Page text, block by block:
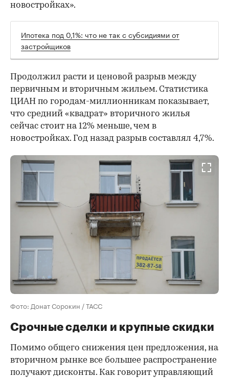
новостройках».
Ипотека под 0,1%: что не так с субсидиями от
застройщиков
Продолжил расти и ценовой разрыв между
первичным и вторичным жильем. Статистика
ЦИАН по городам-миллионникам показывает,
что средний «квадрат» вторичного жилья
сейчас стоит на 12% меньше, чем в
новостройках. Год назад разрыв составлял 4,7%.
Фото: Донат Сорокин / ТАСС
Срочные сделки и крупные скидки
Помимо общего снижения цен предложения, на
вторичном рынке все большее распространение
получают дисконты. Как говорит управляющий